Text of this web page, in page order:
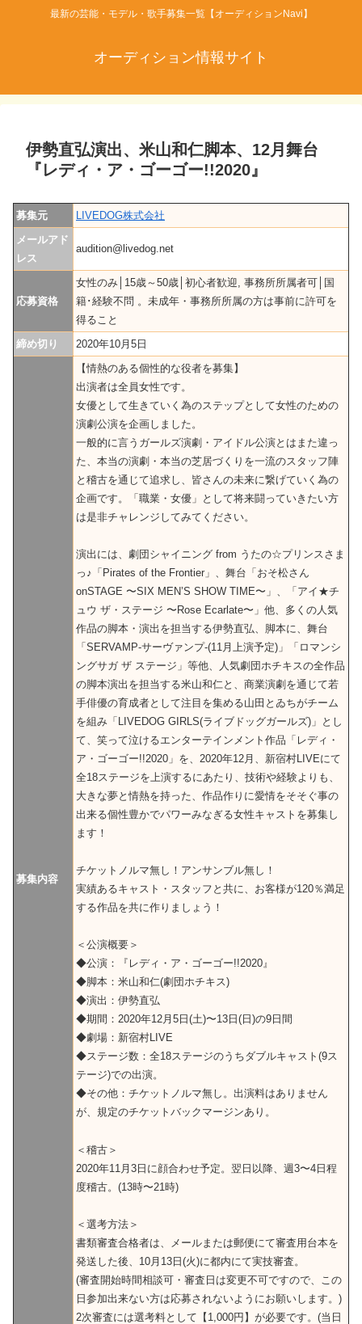
最新の芸能・モデル・歌手募集一覧【オーディションNavi】
オーディション情報サイト
伊勢直弘演出、米山和仁脚本、12月舞台
『レディ・ア・ゴーゴー!!2020』
募集元
LIVEDOG株式会社
メールアド
レス
audition@livedog.net
応募資格
女性のみ│15歳～50歳│初心者歓迎, 事務所所属者可│国
籍･経験不問 。未成年・事務所所属の方は事前に許可を
得ること
締め切り
2020年10月5日
募集内容
【情熱のある個性的な役者を募集】
出演者は全員女性です。
女優として生きていく為のステップとして女性のための
演劇公演を企画しました。
一般的に言うガールズ演劇・アイドル公演とはまた違っ
た、本当の演劇・本当の芝居づくりを一流のスタッフ陣
と稽古を通じて追求し、皆さんの未来に繋げていく為の
企画です。「職業・女優」として将来闘っていきたい方
は是非チャレンジしてみてください。
演出には、劇団シャイニング from うたの☆プリンスさま
っ♪「Pirates of the Frontier」、舞台「おそ松さん
onSTAGE 〜SIX MEN’S SHOW TIME〜」、「アイ★チ
ュウ ザ・ステージ 〜Rose Ecarlate〜」他、多くの人気
作品の脚本・演出を担当する伊勢直弘、脚本に、舞台
「SERVAMP-サーヴァンプ-(11月上演予定)」「ロマンシ
ングサガ ザ ステージ」等他、人気劇団ホチキスの全作品
の脚本演出を担当する米山和仁と、商業演劇を通じて若
手俳優の育成者として注目を集める山田とゐちがチーム
を組み「LIVEDOG GIRLS(ライブドッグガールズ)」とし
て、笑って泣けるエンターテインメント作品「レディ・
ア・ゴーゴー!!2020」を、2020年12月、新宿村LIVEにて
全18ステージを上演するにあたり、技術や経験よりも、
大きな夢と情熱を持った、作品作りに愛情をそそぐ事の
出来る個性豊かでパワーみなぎる女性キャストを募集し
ます！
チケットノルマ無し！アンサンブル無し！
実績あるキャスト・スタッフと共に、お客様が120％満足
する作品を共に作りましょう！
＜公演概要＞
◆公演：『レディ・ア・ゴーゴー!!2020』
◆脚本：米山和仁(劇団ホチキス)
◆演出：伊勢直弘
◆期間：2020年12月5日(土)〜13日(日)の9日間
◆劇場：新宿村LIVE
◆ステージ数：全18ステージのうちダブルキャスト(9ス
テージ)での出演。
◆その他：チケットノルマ無し。出演料はありません
が、規定のチケットバックマージンあり。
＜稽古＞
2020年11月3日に顔合わせ予定。翌日以降、週3〜4日程
度稽古。(13時〜21時)
＜選考方法＞
書類審査合格者は、メールまたは郵便にて審査用台本を
発送した後、10月13日(火)に都内にて実技審査。
(審査開始時間相談可・審査日は変更不可ですので、この
日参加出来ない方は応募されないようにお願いします。)
2次審査には選考料として【1,000円】が必要です。(当日